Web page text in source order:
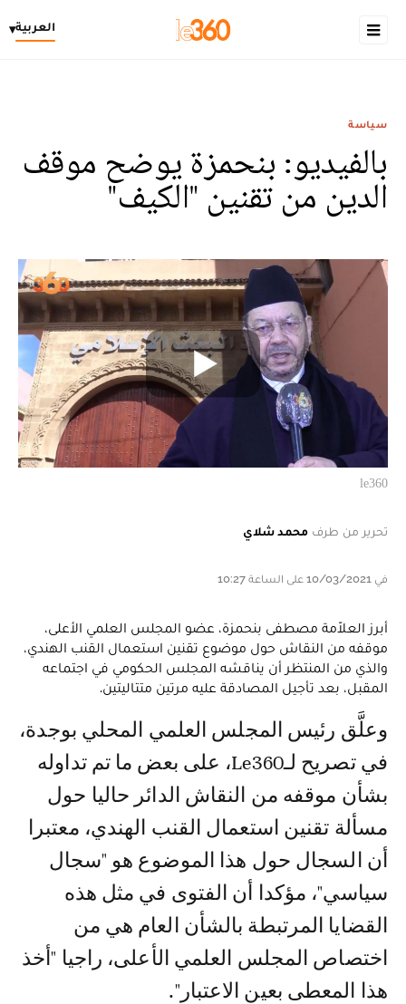
العربية▾
سياسة
بالفيديو: بنحمزة يوضح موقف
الدين من تقنين "الكيف"
le360
تحرير من طرف محمد شلاي
في 10/03/2021 على الساعة 10:27
أبرز العلاّمة مصطفى بنحمزة، عضو المجلس العلمي الأعلى،
موقفه من النقاش حول موضوع تقنين استعمال القنب الهندي،
والذي من المنتظر أن يناقشه المجلس الحكومي في اجتماعه
المقبل، بعد تأجيل المصادقة عليه مرتين متتاليتين.
وعلَّق رئيس المجلس العلمي المحلي بوجدة،
في تصريح لـLe360، على بعض ما تم تداوله
بشأن موقفه من النقاش الدائر حاليا حول
مسألة تقنين استعمال القنب الهندي، معتبرا
أن السجال حول هذا الموضوع هو "سجال
سياسي"، مؤكدا أن الفتوى في مثل هذه
القضايا المرتبطة بالشأن العام هي من
اختصاص المجلس العلمي الأعلى، راجيا "أخذ
هذا المعطى بعين الاعتبار".